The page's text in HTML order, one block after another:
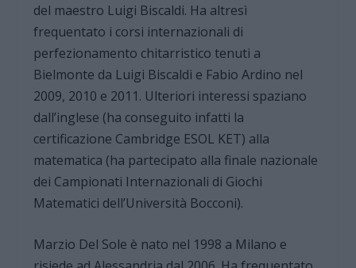
del maestro Luigi Biscaldi. Ha altresì
frequentato i corsi internazionali di
perfezionamento chitarristico tenuti a
Bielmonte da Luigi Biscaldi e Fabio Ardino nel
2009, 2010 e 2011. Ulteriori interessi spaziano
dall’inglese (ha conseguito infatti la
certificazione Cambridge ESOL KET) alla
matematica (ha partecipato alla finale nazionale
dei Campionati Internazionali di Giochi
Matematici dell’Università Bocconi).
Marzio Del Sole è nato nel 1998 a Milano e